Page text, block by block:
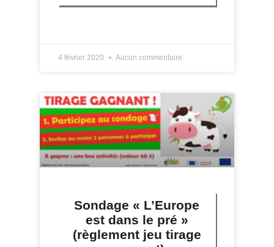
4 février 2020 Aucun commentaire
Sondage « L’Europe
est dans le pré »
(règlement jeu tirage